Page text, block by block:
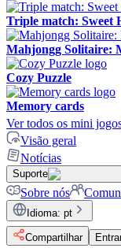
Triple match: Sweet
Mahjongg Solitaire:
Cozy Puzzle
Memory cards
Ver todos os mini
Visão geral
Notícias
Suporte
Sobre nós
Idioma: pt
Compartilhar